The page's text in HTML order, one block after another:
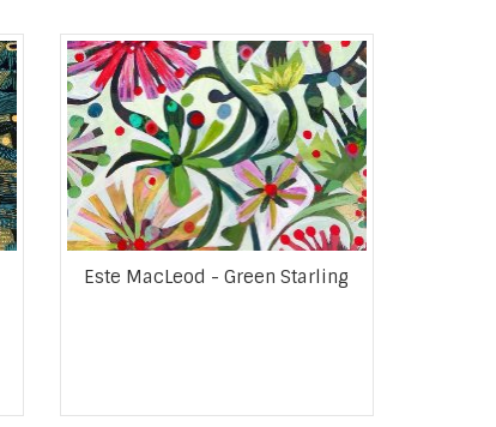
Este MacLeod - Green Starling